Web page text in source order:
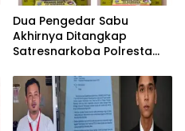
Dua Pengedar Sabu
Akhirnya Ditangkap
Satresnarkoba Polresta